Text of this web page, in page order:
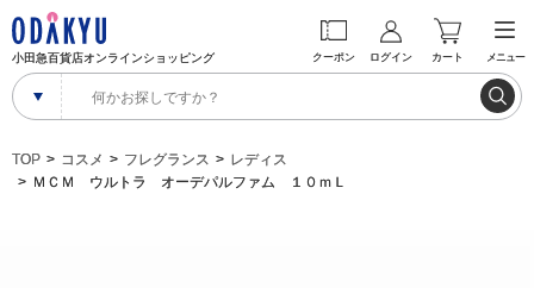
小田急百貨店オンラインショッピング クーポン ログイン カート メニュー
TOP コスメ フレグランス
レディス
ＭＣＭ ウルトラ オーデパルファム １０ｍＬ